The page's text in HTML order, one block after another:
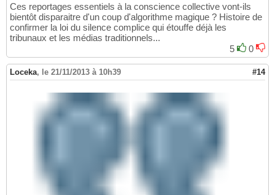
Ces reportages essentiels à la conscience collective vont-ils
bientôt disparaitre d'un coup d'algorithme magique ? Histoire de
confirmer la loi du silence complice qui étouffe déjà les
tribunaux et les médias traditionnels...
5
0
Loceka, le 21/11/2013 à 10h39 #14